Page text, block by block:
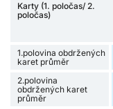
Karty (1. poločas/ 2.
poločas)
1.polovina obdržených
karet průměr
2.polovina
obdržených karet
průměr